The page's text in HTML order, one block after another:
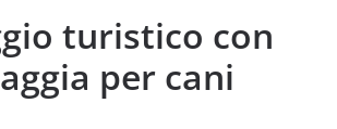
turistico con
per cani